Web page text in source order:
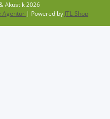
Akustik 2026
Agentur | Powered by JTL-Shop